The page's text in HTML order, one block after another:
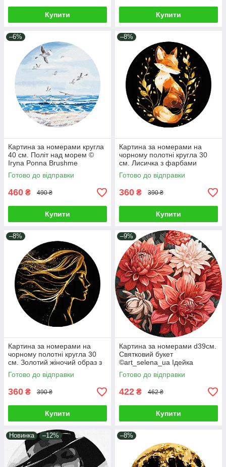
Купити Купити
–6%
Картина за номерами кругла
40 см. Політ над морем ©
Iryna Ponna Brushme
RC00067L
Готово до відправки
460 ₴ 490 ₴
Купити
–8%
Картина за номерами на
чорному полотні кругла 30
см. Лисичка з фарбами
металік Brushme RCB00126М
Готово до відправки
360 ₴ 390 ₴
Купити
–8%
Картина за номерами на
чорному полотні кругла 30
см. Золотий жіночий образ з
фарбами металік Brushme
RCB00122M
Готово до відправки
360 ₴ 390 ₴
Купити
–9%
Картина за номерами d39см.
Святковий букет
©art_selena_ua Ідейка
КНОR1040
Готово до відправки
422 ₴ 462 ₴
Купити
Новинка –12% –8%